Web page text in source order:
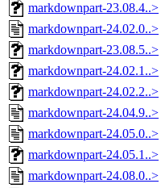
markdownpart-23.08.4..>
markdownpart-24.02.0..>
markdownpart-23.08.5..>
markdownpart-24.02.1..>
markdownpart-24.02.2..>
markdownpart-24.04.9..>
markdownpart-24.05.0..>
markdownpart-24.05.1..>
markdownpart-24.08.0..>